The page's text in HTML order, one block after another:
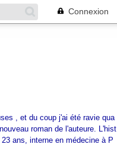
Connexion
, et du coup j'ai été ravie qua
roman de l'auteure. L'hist
ans, interne en médecine à P